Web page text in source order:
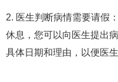
2. 医生判断病情需要请假
休息，您可以向医生提出
具体日期和理由，以便医